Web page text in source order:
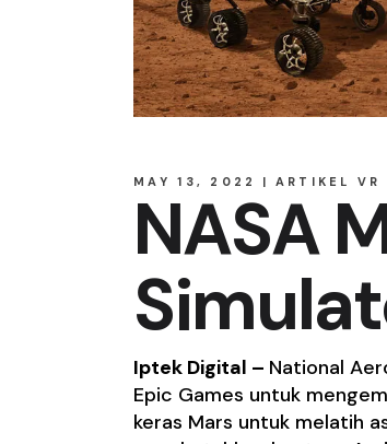
MAY 13, 2022 ARTIKEL VR
NASA
Iptek Digital – National
Epic Games untuk
keras Mars untuk melatih